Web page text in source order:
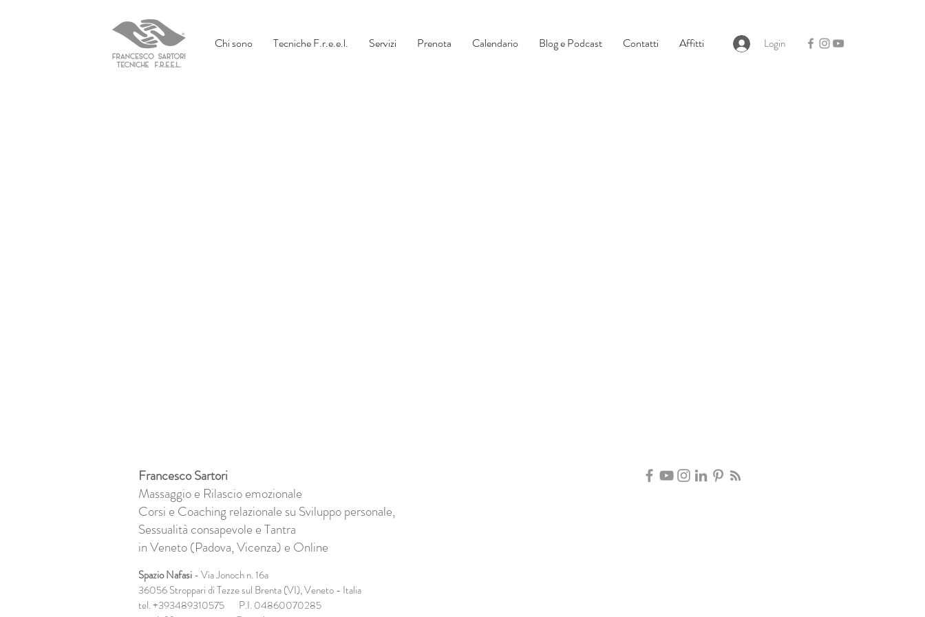
Chi sono Tecniche F.r.e.e.l. Servizi Prenota Calendario Blog e Podcast Contatti Affitti Login
Francesco Sartori
Massaggio e Rilascio emozionale
Corsi e Coaching relazionale su Sviluppo personale,
Sessualità consapevole e Tantra
in Veneto (Padova, Vicenza) e Online
Spazio Nafasi- Via Jonoch n. 16a
36056 Stroppari di Tezze sul Brenta (VI),Veneto - Italia
tel. +393489310575 P.I. 04860070285